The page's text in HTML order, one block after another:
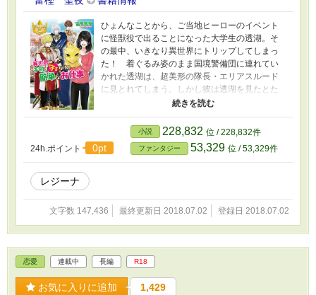
ひょんなことから、ご当地ヒーローのイベント
に怪獣役で出ることになった大学生の透湖。そ
の最中、いきなり異世界にトリップしてしまっ
た！ 着ぐるみ姿のまま国境警備団に連れてい
かれた透湖は、超美形の隊長・エリアスルード
に見とれてしまう。しかし彼は透湖を見たとた
ん、いきなり剣を抜こうとした！ どうにか人
が、今度は「救世主」と言われて戦場へ強制連
行！ そこでマゴスと呼ばれる本物の怪獣と戦
うことになり、戸惑う透湖だったけれど、なぜ
か着ぐるみが思わぬチートを発揮して――？
24h.ポイント 0pt
小説 228,832 位 / 228,832件
ファンタジー 53,329 位 / 53,329件
レジーナ
文字数 147,436 最終更新日 2018.07.02 登録日 2018.07.02
恋愛 連載中 長編 R18
お気に入りに追加 1,429